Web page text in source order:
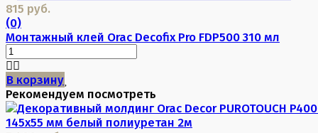
815 руб.
(0)
Монтажный клей Orac Decofix Pro FDP500 310 мл
В корзину
Рекомендуем посмотреть